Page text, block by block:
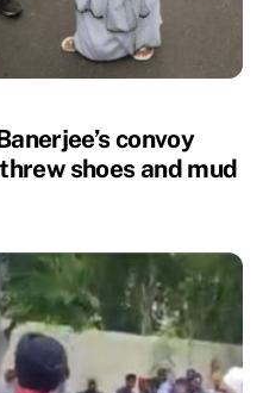
convoy
shoes and mud